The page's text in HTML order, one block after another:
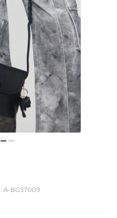
A-BG57009